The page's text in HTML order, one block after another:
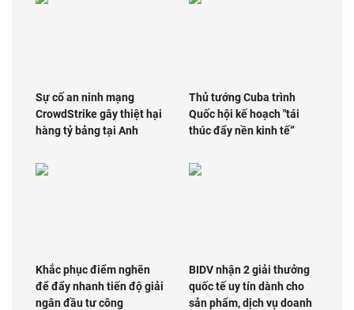
Sự cố an ninh mạng
CrowdStrike gây thiệt hại
hàng tỷ bảng tại Anh
Thủ tướng Cuba trình
Quốc hội kế hoạch "tái
thúc đẩy nền kinh tế”
Khắc phục điểm nghẽn
để đẩy nhanh tiến độ giải
ngân đầu tư công
BIDV nhận 2 giải thưởng
quốc tế uy tín dành cho
sản phẩm, dịch vụ doanh